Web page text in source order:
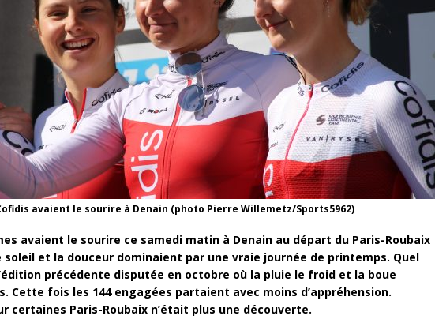
avaient le sourire à Denain (photo Pierre Willemetz/Sports5962)
avaient le sourire ce samedi matin à Denain au départ du Paris-Roubaix
soleil et la douceur dominaient par une vraie journée de printemps. Quel
précédente disputée en octobre où la pluie le froid et la boue
Cette fois les 144 engagées partaient avec moins d’appréhension.
certaines Paris-Roubaix n’était plus une découverte.